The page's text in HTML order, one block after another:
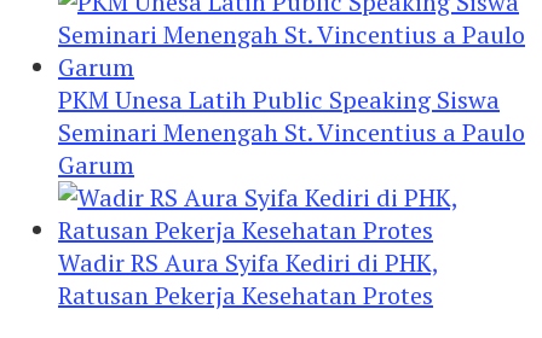
PKM Unesa Latih Public Speaking Siswa
Seminari Menengah St. Vincentius a Paulo
Garum
Wadir RS Aura Syifa Kediri di PHK,
Ratusan Pekerja Kesehatan Protes